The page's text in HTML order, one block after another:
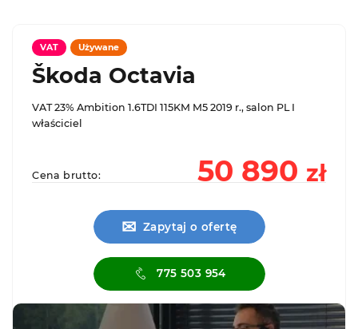
VAT Używane
Škoda Octavia
VAT 23% Ambition 1.6TDI 115KM M5 2019 r., salon PL I
właściciel
Cena brutto: 50 890 zł
✉ Zapytaj o ofertę
775 503 954